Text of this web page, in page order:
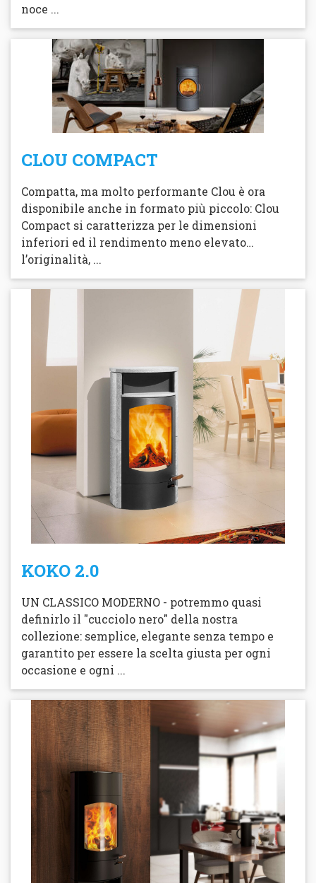
noce ...
CLOU COMPACT
Compatta, ma molto performante Clou è ora
disponibile anche in formato più piccolo: Clou
Compact si caratterizza per le dimensioni
inferiori ed il rendimento meno elevato…
l’originalità, ...
KOKO 2.0
UN CLASSICO MODERNO - potremmo quasi
definirlo il "cucciolo nero" della nostra
collezione: semplice, elegante senza tempo e
garantito per essere la scelta giusta per ogni
occasione e ogni ...